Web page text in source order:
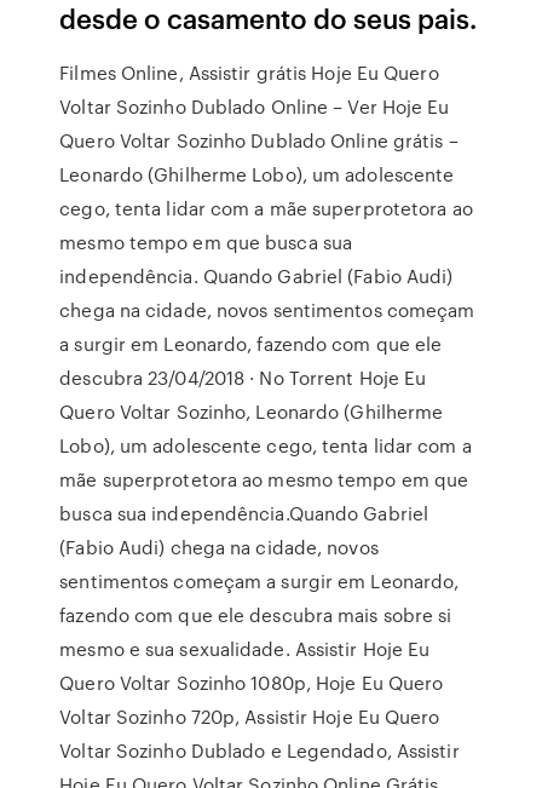
desde o casamento do seus pais.
Filmes Online, Assistir grátis Hoje Eu Quero
Voltar Sozinho Dublado Online – Ver Hoje Eu
Quero Voltar Sozinho Dublado Online grátis –
Leonardo (Ghilherme Lobo), um adolescente
cego, tenta lidar com a mãe superprotetora ao
mesmo tempo em que busca sua
independência. Quando Gabriel (Fabio Audi)
chega na cidade, novos sentimentos começam
a surgir em Leonardo, fazendo com que ele
descubra 23/04/2018 · No Torrent Hoje Eu
Quero Voltar Sozinho, Leonardo (Ghilherme
Lobo), um adolescente cego, tenta lidar com a
mãe superprotetora ao mesmo tempo em que
busca sua independência.Quando Gabriel
(Fabio Audi) chega na cidade, novos
sentimentos começam a surgir em Leonardo,
fazendo com que ele descubra mais sobre si
mesmo e sua sexualidade. Assistir Hoje Eu
Quero Voltar Sozinho 1080p, Hoje Eu Quero
Voltar Sozinho 720p, Assistir Hoje Eu Quero
Voltar Sozinho Dublado e Legendado, Assistir